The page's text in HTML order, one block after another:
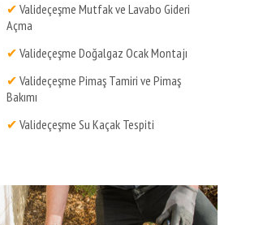
✔ Valideçeşme Mutfak ve Lavabo Gideri
Açma
✔ Valideçeşme Doğalgaz Ocak Montajı
✔ Valideçeşme Pimaş Tamiri ve Pimaş
Bakımı
✔ Valideçeşme Su Kaçak Tespiti